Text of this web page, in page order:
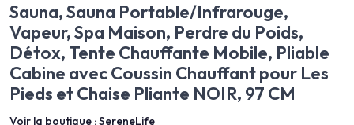
Sauna, Sauna Portable/Infrarouge,
Vapeur, Spa Maison, Perdre du Poids,
Détox, Tente Chauffante Mobile, Pliable
Cabine avec Coussin Chauffant pour Les
Pieds et Chaise Pliante NOIR, 97 CM
Voir la boutique :SereneLife